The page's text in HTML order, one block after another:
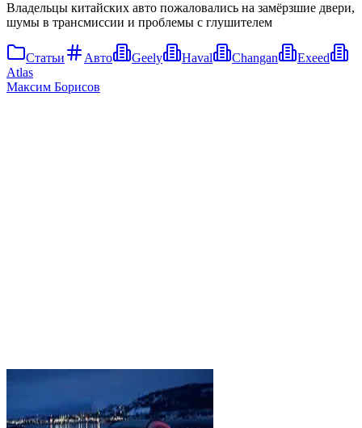
Владельцы китайских авто пожаловались на замёрзшие двери,
шумы в трансмиссии и проблемы с глушителем
Статьи Авто Geely Haval Changan
Exeed
Atlas
Максим Борисов